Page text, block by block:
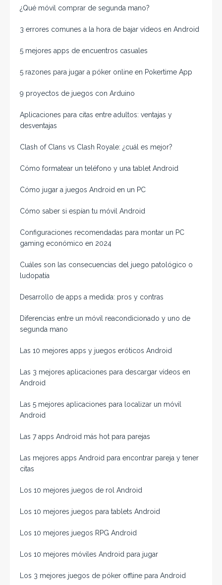
¿Qué móvil comprar de segunda mano​?
3 errores comunes a la hora de bajar vídeos en Android
5 mejores apps de encuentros casuales
5 razones para jugar a póker online en Pokertime App
9 proyectos de juegos con Arduino
Aplicaciones para citas entre adultos: ventajas y
desventajas
Clash of Clans vs Clash Royale: ¿cuál es mejor?
Cómo formatear un teléfono y una tablet Android
Cómo jugar a juegos Android en un PC
Cómo saber si espían tu móvil Android
Configuraciones recomendadas para montar un PC
gaming económico en 2024
Cuáles son las consecuencias del juego patológico o
ludopatía
Desarrollo de apps a medida: pros y contras
Diferencias entre un móvil reacondicionado y uno de
segunda mano
Las 10 mejores apps y juegos eróticos Android
Las 3 mejores aplicaciones para descargar vídeos en
Android
Las 5 mejores aplicaciones para localizar un móvil
Android
Las 7 apps Android más hot para parejas
Las mejores apps Android para encontrar pareja y tener
citas
Los 10 mejores juegos de rol Android
Los 10 mejores juegos para tablets Android
Los 10 mejores juegos RPG Android
Los 10 mejores móviles Android para jugar
Los 3 mejores juegos de póker offline para Android